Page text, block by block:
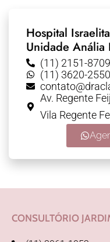
Hospital
Unidade Anália
(11) 2151-8709
(11) 3620-2550
Av. Regente
Vila Regente
CONSULTÓRIO